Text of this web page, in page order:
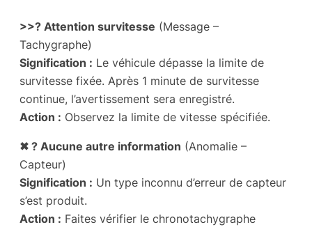
>>? Attention survitesse (Message –
Tachygraphe)
Signification : Le véhicule dépasse la limite de
survitesse fixée. Après 1 minute de survitesse
continue, l’avertissement sera enregistré.
Action : Observez la limite de vitesse spécifiée.
✖ ? Aucune autre information (Anomalie –
Capteur)
Signification : Un type inconnu d’erreur de capteur
s’est produit.
Action : Faites vérifier le chronotachygraphe